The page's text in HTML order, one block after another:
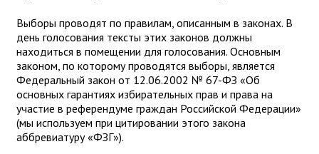
Выборы проводят по правилам, описанным в законах. В
день голосования тексты этих законов должны
находиться в помещении для голосования. Основным
законом, по которому проводятся выборы, является
Федеральный закон от 12.06.2002 № 67-ФЗ «Об
основных гарантиях избирательных прав и права на
участие в референдуме граждан Российской Федерации»
(мы используем при цитировании этого закона
аббревиатуру «ФЗГ»).